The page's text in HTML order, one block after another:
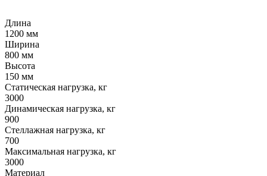
Длина
1200 мм
Ширина
800 мм
Высота
150 мм
Статическая нагрузка, кг
3000
Динамическая нагрузка, кг
900
Стеллажная нагрузка, кг
700
Максимальная нагрузка, кг
3000
Материал